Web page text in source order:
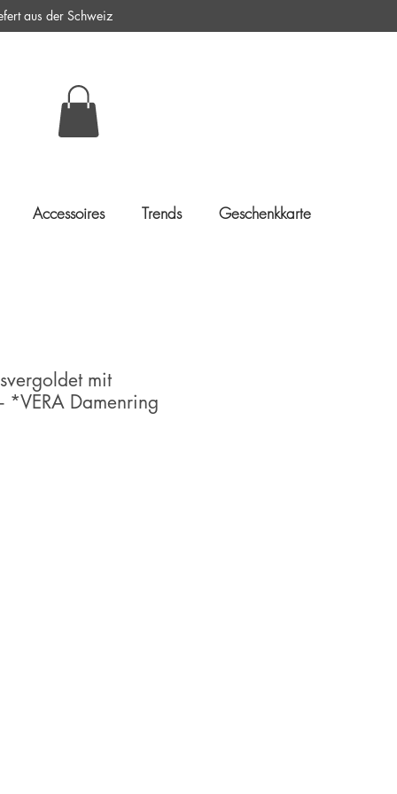
aus der Schweiz
Accessoires Trends Geschenkkarte
mit
*VERA Damenring